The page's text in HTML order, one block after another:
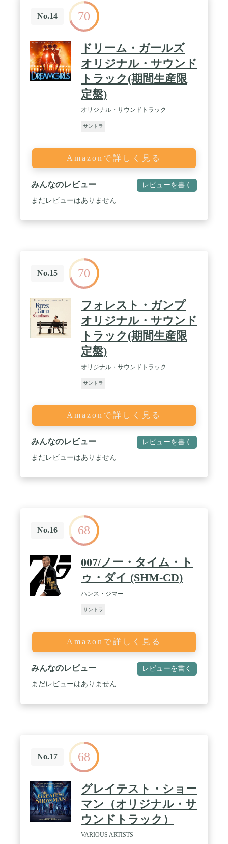
No.14 70
ドリーム・ガールズ
オリジナル・サウンド
トラック(期間生産限
定盤)
オリジナル・サウンドトラック
サントラ
Amazonで詳しく見る
みんなのレビュー レビューを書く
まだレビューはありません
No.15 70
フォレスト・ガンプ
オリジナル・サウンド
トラック(期間生産限
定盤)
オリジナル・サウンドトラック
サントラ
Amazonで詳しく見る
みんなのレビュー レビューを書く
まだレビューはありません
No.16 68
007/ノー・タイム・ト
ゥ・ダイ (SHM-CD)
ハンス・ジマー
サントラ
Amazonで詳しく見る
みんなのレビュー レビューを書く
まだレビューはありません
No.17 68
グレイテスト・ショー
マン（オリジナル・サ
ウンドトラック）
VARIOUS ARTISTS